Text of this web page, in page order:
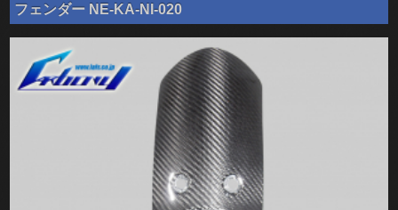
フェンダー NE-KA-NI-020